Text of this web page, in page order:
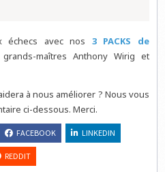
échecs avec nos 3 PACKS de
maîtres Anthony Wirig et
à nous améliorer ? Nous vous
ci-dessous. Merci.
FACEBOOK LINKEDIN
REDDIT